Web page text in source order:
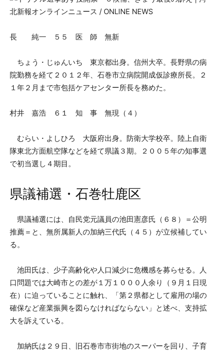
長 純一 ５５ 医 師 無新
ちょう・じゅんいち 東京都出身。信州大卒。長野県の病
院勤務を経て２０１２年、石巻市立病院開成仮診療所長。２
１年２月まで市包括ケアセンター所長を務めた。
村井 嘉浩 ６１ 知 事 無現（４）
むらい・よしひろ 大阪府出身。防衛大学校卒。陸上自衛
隊東北方面航空隊などを経て県議３期。２００５年の知事選
で初当選し４期目。
県議補選・石巻牡鹿区
県議補選には、自民党元議員の池田憲彦氏（６８）＝公明
推薦＝と、無所属新人の加納三代氏（４５）が立候補してい
る。
池田氏は、少子高齢化や人口減少に危機感を募らせる。人
口問題では大崎市との差が１万１０００人余り（９月１日現
在）に迫っていることに触れ、「第２県都として雇用の場の
確保など産業振興を図らなければならない」と述べ、支持拡
大を訴えている。
加納氏は２９日、旧石巻市市街地のスーパーを回り、子育